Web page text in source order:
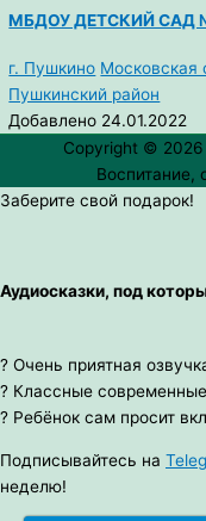
МБДОУ ДЕТСКИЙ САД
г. Пушкино Московская
Пушкинский район
Добавлено 24.01.2022
Copyright © 2026
Воспитание,
Заберите свой подарок!
Аудиосказки, под
? Очень приятная
? Классные
? Ребёнок сам просит
Подписывайтесь на
неделю!